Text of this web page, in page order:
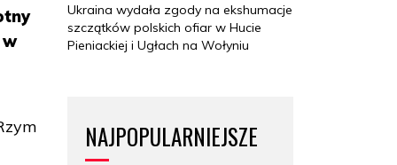
w
Ukraina wydała zgody na ekshumacje
szczątków polskich ofiar w Hucie
Pieniackiej i Ugłach na Wołyniu
NAJPOPULARNIEJSZE